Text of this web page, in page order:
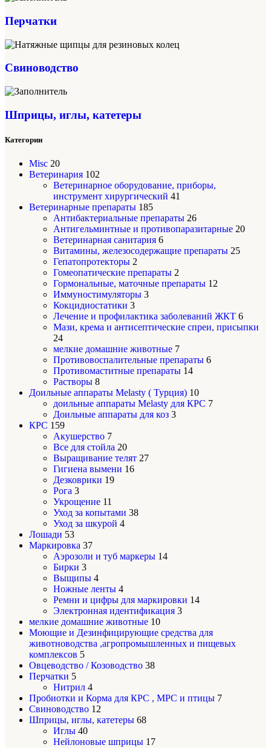
Перчатки
Свиноводство
Шприцы, иглы, катетеры
Категории
Misc 20
Ветеринария 102
Ветеринарное оборудование, приборы,
инструмент хирургический 41
Ветеринарные препараты 185
Антибактериальные препараты 26
Антигельминтные и противопаразитарные 20
Ветеринарная санитария 6
Витамины, железосодержащие препараты 25
Гепатопротекторы 2
Гомеопатические препараты 2
Гормональные, маточные препараты 12
Иммуностимуляторы 3
Кокцидиостатики 3
Лечение и профилактика заболеваний ЖКТ 6
Мази, крема и антисептические спреи, присыпки
24
мелкие домашние животные 7
Противовоспалительные препараты 6
Противомаститные препараты 14
Растворы 8
Доильные аппараты Melasty ( Турция) 10
доильные аппараты Melasty для КРС 7
Доильные аппараты для коз 3
КРС 159
Акушерство 7
Все для стойла 20
Выращивание телят 27
Гигиена вымени 16
Дезковрики 19
Рога 3
Укрощение 11
Уход за копытами 38
Уход за шкурой 4
Лошади 53
Маркировка 37
Аэрозоли и туб маркеры 14
Бирки 3
Выщипы 4
Ножные ленты 4
Ремни и цифры для маркировки 14
Электронная идентификация 3
мелкие домашние животные 10
Моющие и Дезинфицирующие средства для
животноводства ,агропромышленных и пищевых
комплексов 5
Овцеводство / Козоводство 38
Перчатки 5
Нитрил 4
Пробиотки и Корма для КРС , МРС и птицы 7
Свиноводство 12
Шприцы, иглы, катетеры 68
Иглы 40
Нейлоновые шприцы 17